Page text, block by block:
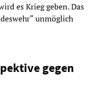
es Krieg geben. Das
unmöglich
gegen